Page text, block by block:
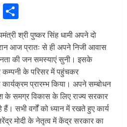
WhatsApp
श्री पुष्कर सिंह धामी अपने दो
आज प्रातः से ही अपने निजी आवास
की जन समस्याएं सुनी। इसके
कम्पनी के परिसर में पहुंचकर
प्रारम्भ किया। अपने सम्बोधन
के समग्र विकास के लिए राज्य सरकार
सभी वर्गों को ध्यान में रखते हुए कार्य
मोदी के नेतृत्व में केंद्र सरकार का